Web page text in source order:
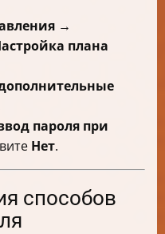
→
плана
пароля при
Нет.
способов